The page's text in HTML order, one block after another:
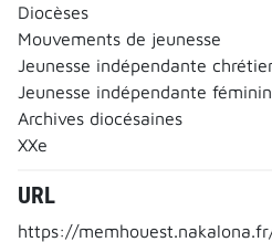
Diocèses
Mouvements de jeunesse
Jeunesse indépendante
Jeunesse indépendante
Archives diocésaines
XXe
URL
https://